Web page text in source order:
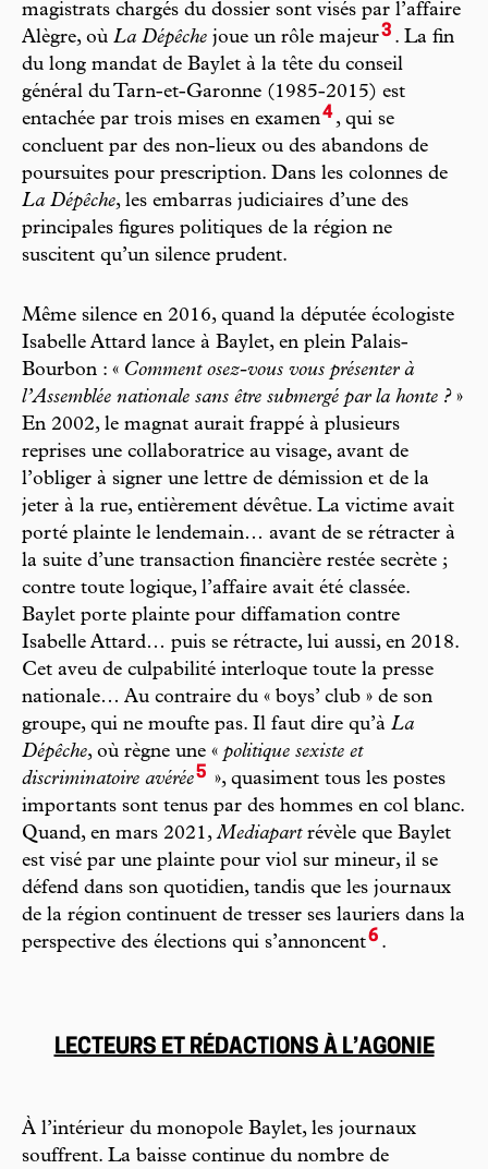
magistrats chargés du dossier sont visés par l’affaire
Alègre, où La Dépêche joue un rôle majeur3 . La fin
du long mandat de Baylet à la tête du conseil
général du Tarn-et-Garonne (1985-2015) est
entachée par trois mises en examen4, qui se
concluent par des non-lieux ou des abandons de
poursuites pour prescription. Dans les colonnes de
La Dépêche, les embarras judiciaires d’une des
principales figures politiques de la région ne
suscitent qu’un silence prudent.
Même silence en 2016, quand la députée écologiste
Isabelle Attard lance à Baylet, en plein Palais-
Bourbon : « Comment osez-vous vous présenter à
l’Assemblée nationale sans être submergé par la honte ?»
En 2002, le magnat aurait frappé à plusieurs
reprises une collaboratrice au visage, avant de
l’obliger à signer une lettre de démission et de la
jeter à la rue, entièrement dévêtue. La victime avait
porté plainte le lendemain… avant de se rétracter à
la suite d’une transaction financière restée secrète ;
contre toute logique, l’affaire avait été classée.
Baylet porte plainte pour diffamation contre
Isabelle Attard… puis se rétracte, lui aussi, en 2018.
Cet aveu de culpabilité interloque toute la presse
nationale… Au contraire du « boys’ club » de son
groupe, qui ne moufte pas. Il faut dire qu’à La
Dépêche, où règne une « politique sexiste et
discriminatoire avérée5 », quasiment tous les postes
importants sont tenus par des hommes en col blanc.
Quand, en mars 2021,Mediapart révèle que Baylet
est visé par une plainte pour viol sur mineur, il se
défend dans son quotidien, tandis que les journaux
de la région continuent de tresser ses lauriers dans la
perspective des élections qui s’annoncent6 .
LECTEURS ET RÉDACTIONS À L’AGONIE
À l’intérieur du monopole Baylet, les journaux
souffrent. La baisse continue du nombre de